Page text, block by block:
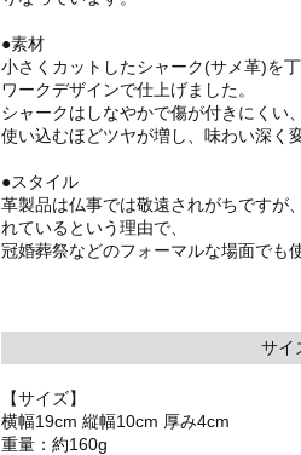
●素材
小さくカットしたシャーク(サメ革)を
ワークデザインで仕上げました。
シャークはしなやかで傷が付きにくい
使い込むほどツヤが増し、味わい深く
●スタイル
革製品は仏事では敬遠されがちですが
れているという理由で、
冠婚葬祭などのフォーマルな場面でも
サイ
【サイズ】
横幅19cm 縦幅10cm 厚み4cm
重量：約160g